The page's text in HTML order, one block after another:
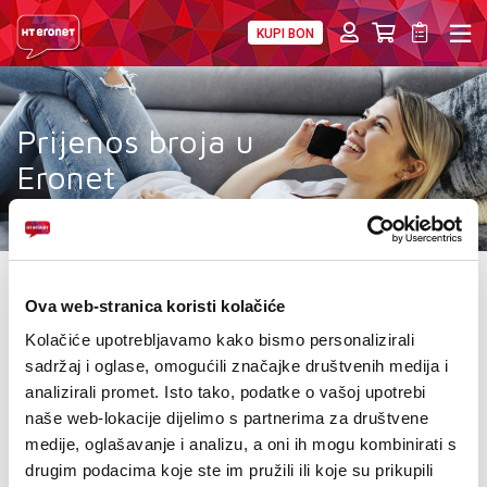
Ova web-stranica koristi kolačiće
Kolačiće upotrebljavamo kako bismo personalizirali
sadržaj i oglase, omogućili značajke društvenih medija i
analizirali promet. Isto tako, podatke o vašoj upotrebi
naše web-lokacije dijelimo s partnerima za društvene
medije, oglašavanje i analizu, a oni ih mogu kombinirati s
drugim podacima koje ste im pružili ili koje su prikupili
KUPI BON
PRIVATNI POSLOVNI DIGITALNA RJEŠENJA HT ERONET
4XL
MOBILNA
!HEJ
PRIJENOS BROJA
AKCIJE
MOJ PROFIL
Prijenos broja u
Eronet
pogodnosti najbolje mreže!
NA PRETPLATU
tarife koje nudeneograničen internet, minute i poruke